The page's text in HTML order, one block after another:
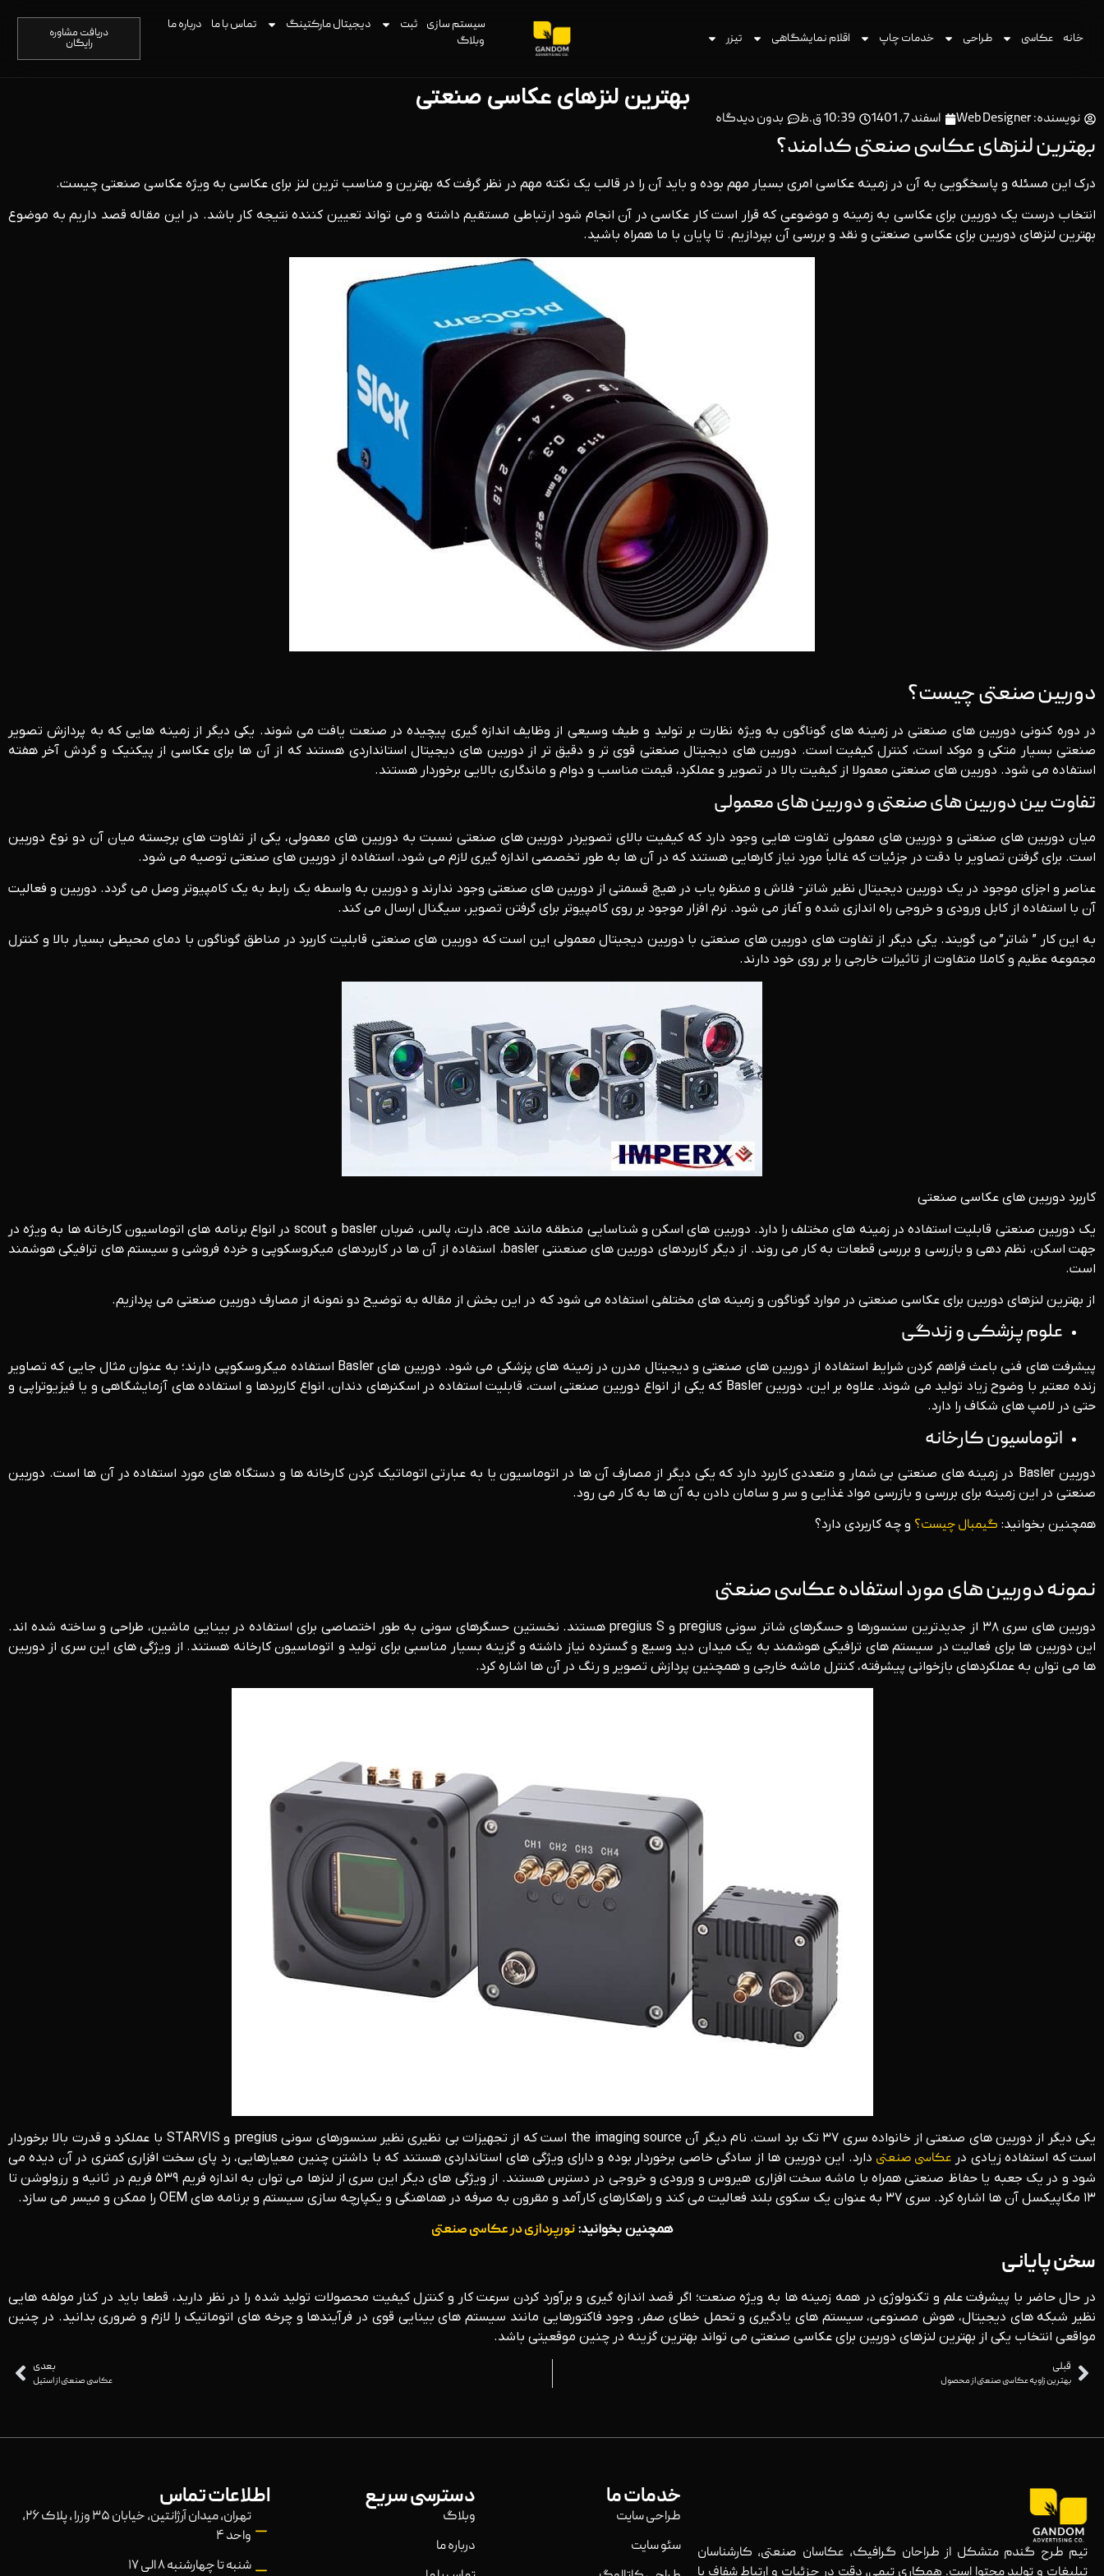
خانه عکاسی طراحی خدمات چاپ اقلام نمایشگاهی تیزر
سیستم سازی ثبت دیجیتال مارکتینگ تماس با ما
درباره ما
وبلاگ
دریافت مشاوره
رایگان
بهترین لنزهای عکاسی صنعتی
نویسنده: اسفند 7, 1401 10:39 ق.ظ بدون دیدگاه
بهترین لنزهای عکاسی صنعتی کدامند؟
درک این مسئله و پاسخگویی به آن در زمینه عکاسی امری بسیار مهم بوده و باید آن را در قالب یک نکته مهم در نظر گرفت که بهترین و مناسب ترین لنز برای عکاسی به ویژه عکاسی صنعتی چیست.
انتخاب درست یک دوربین برای عکاسی به زمینه و موضوعی که قرار است کار عکاسی در آن انجام شود ارتباطی مستقیم داشته و می تواند تعیین کننده نتیجه کار باشد. در این مقاله قصد داریم به موضوع
بهترین لنزهای دوربین برای عکاسی صنعتی و نقد و بررسی آن بپردازیم. تا پایان با ما همراه باشید.
دوربین صنعتی چیست؟
در دوره کنونی دوربین های صنعتی در زمینه های گوناگون به ویژه نظارت بر تولید و طیف وسیعی از وظایف اندازه گیری پیچیده در صنعت یافت می شوند. یکی دیگر از زمینه هایی که به پردازش تصویر
صنعتی بسیار متکی و موکد است، کنترل کیفیت است. دوربین های دیجیتال صنعتی قوی تر و دقیق تر از دوربین های دیجیتال استانداردی هستند که از آن ها برای عکاسی از پیکنیک و گردش آخر هفته
استفاده می شود. دوربین های صنعتی معمولا از کیفیت بالا در تصویر و عملکرد، قیمت مناسب و دوام و ماندگاری بالایی برخوردار هستند.
تفاوت بین دوربین های صنعتی و دوربین های معمولی
میان دوربین های صنعتی و دوربین های معمولی تفاوت هایی وجود دارد که کیفیت بالای تصویردر دوربین های صنعتی نسبت به دوربین های معمولی، یکی از تفاوت های برجسته میان آن دو نوع دوربین
است. برای گرفتن تصاویر با دقت در جزئیات که غالباً مورد نیاز کارهایی هستند که در آن ها به طور تخصصی اندازه گیری لازم می شود، استفاده از دوربین های صنعتی توصیه می شود.
عناصر و اجزای موجود در یک دوربین دیجیتال نظیر شاتر- فلاش و منظره یاب در هیچ قسمتی از دوربین های صنعتی وجود ندارند و دوربین به واسطه یک رابط به یک کامپیوتر وصل می گردد. دوربین و فعالیت
آن با استفاده از کابل ورودی و خروجی راه اندازی شده و آغاز می شود. نرم افزار موجود بر روی کامپیوتر برای گرفتن تصویر، سیگنال ارسال می کند.
به این کار ” شاتر” می گویند. یکی دیگر از تفاوت های دوربین های صنعتی با دوربین دیجیتال معمولی این است که دوربین های صنعتی قابلیت کاربرد در مناطق گوناگون با دمای محیطی بسیار بالا و کنترل
مجموعه عظیم و کاملا متفاوت از تاثیرات خارجی را بر روی خود دارند.
کاربرد دوربین های عکاسی صنعتی
یک دوربین صنعتی قابلیت استفاده در زمینه های مختلف را دارد. دوربین های اسکن و شناسایی منطقه مانند ace، دارت، پالس، ضربان basler و scout در انواع برنامه های اتوماسیون کارخانه ها به ویژه در
جهت اسکن، نظم دهی و بازرسی و بررسی قطعات به کار می روند.‌ از دیگر کاربردهای دوربین های صنعنتی basler، استفاده از آن ها در کاربردهای میکروسکوپی و خرده فروشی و سیستم های ترافیکی هوشمند
است.
از بهترین لنزهای دوربین برای عکاسی صنعتی در موارد گوناگون و زمینه های مختلفی استفاده می شود که در این بخش از مقاله به توضیح دو نمونه از مصارف دوربین صنعتی می پردازیم.
علوم پزشکی و زندگی
پیشرفت های فنی باعث فراهم کردن شرایط استفاده از دوربین های صنعتی و دیجیتال مدرن در زمینه های پزشکی می شود. دوربین های Basler استفاده میکروسکوپی دارند؛ به عنوان مثال جایی که تصاویر
زنده معتبر با وضوح زیاد تولید می شوند. علاوه بر این، دوربین Basler که یکی از انواع دوربین صنعتی است، قابلیت استفاده در اسکنرهای دندان، انواع کاربردها و استفاده های آزمایشگاهی و یا فیزیوتراپی و
حتی در لامپ های شکاف را دارد.
اتوماسیون کارخانه
دوربین Basler در زمینه های صنعتی بی شمار و متعددی کاربرد دارد که یکی دیگر از مصارف آن ها در اتوماسیون یا به عبارتی اتوماتیک کردن کارخانه ها و دستگاه های مورد استفاده در آن ها است. دوربین
صنعتی در این زمینه برای بررسی و بازرسی مواد غذایی و سر و سامان دادن به آن ها به کار می رود.
همچنین بخوانید: گیمبال چیست؟ و چه کاربردی دارد؟
نمونه دوربین های مورد استفاده عکاسی صنعتی
دوربین های سری ۳۸ از جدیدترین سنسورها و حسگرهای شاتر سونی pregius و pregius S هستند. نخستین حسگرهای سونی به طور اختصاصی برای استفاده در بینایی ماشین، طراحی و ساخته شده اند.
این دوربین ها برای فعالیت در سیستم های ترافیکی هوشمند به یک میدان دید وسیع و گسترده نیاز داشته و گزینه بسیار مناسبی برای تولید و اتوماسیون کارخانه هستند. از ویژگی های این سری از دوربین
ها می توان به عملکردهای بازخوانی پیشرفته، کنترل ماشه خارجی و همچنین پردازش تصویر و رنگ در آن ها اشاره کرد.
یکی دیگر از دوربین های صنعتی از خانواده سری ۳۷ تک برد است. نام دیگر آن the imaging source است که از تجهیزات بی نظیری نظیر سنسورهای سونی pregius و STARVIS با عملکرد و قدرت بالا برخوردار
است که استفاده زیادی در عکاسی صنعتی دارد. این دوربین ها از سادگی خاصی برخوردار بوده و دارای ویژگی های استانداردی هستند که با داشتن چنین معیارهایی، رد پای سخت افزاری کمتری در آن دیده می
شود و در یک جعبه یا حفاظ صنعتی همراه با ماشه سخت افزاری هیروس و ورودی و خروجی در دسترس هستند. از ویژگی های دیگر این سری از لنزها می توان به اندازه فریم ۵۳۹ فریم در ثانیه و رزولوشن تا
۱۳ مگاپیکسل آن ها اشاره کرد. سری ۳۷ به عنوان یک سکوی بلند فعالیت می کند و راهکارهای کارآمد و مقرون به صرفه در هماهنگی و یکپارچه سازی سیستم و برنامه های OEM را ممکن و میسر می سازد.
همچنین بخوانید: نورپردازی در عکاسی صنعتی
سخن پایانی
در حال حاضر با پیشرفت علم و تکنولوژی در همه زمینه ها به ویژه صنعت؛ اگر قصد اندازه گیری و برآورد کردن سرعت کار و کنترل کیفیت محصولات تولید شده را در نظر دارید، قطعا باید در کنار مولفه هایی
نظیر شبکه های دیجیتال، هوش مصنوعی، سیستم های یادگیری و تحمل خطای صفر، وجود فاکتورهایی مانند سیستم های بینایی قوی در فرآیندها و چرخه های اتوماتیک را لازم و ضروری بدانید. در چنین
مواقعی انتخاب یکی از بهترین لنزهای دوربین برای عکاسی صنعتی می تواند بهترین گزینه در چنین موقعیتی باشد.
قبلی
بهترین زاویه عکاسی صنعتی از محصول
بعدی
عکاسی صنعتی از استیل
تیم طرح گندم متشکل از طراحان گرافیک، عکاسان صنعتی، کارشناسان
خدمات ما
طراحی سایت
سئو سایت
دسترسی سریع
وبلاگ
درباره ما
اطلاعات تماس
تهران، میدان آرژانتین، خیابان ۳۵ وزرا ، پلاک ۲۶،
واحد ۴
شنبه تا چهارشنبه ۸ الی ۱۷